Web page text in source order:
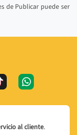
de Publicar puede ser
al cliente.